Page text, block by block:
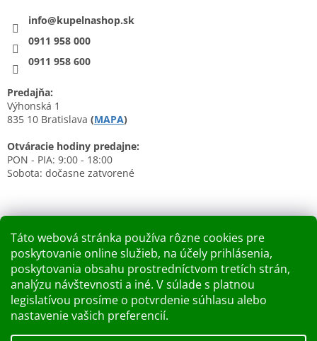
Táto webová stránka používa rôzne cookies pre
poskytovanie online služieb, na účely prihlásenia,
poskytovania obsahu prostredníctvom tretích strán,
analýzu návštevnosti a iné. V súlade s platnou
legislatívou prosíme o potvrdenie súhlasu alebo
nastavenie vašich preferencií.
info@kupelnashop.sk
0911 958 000
0911 958 600
Predajňa:
Výhonská 1
835 10 Bratislava (MAPA)
Otváracie hodiny predajne:
PON - PIA: 9:00 - 18:00
Sobota: dočasne zatvorené
Nákupný košík
0KS / 0 €